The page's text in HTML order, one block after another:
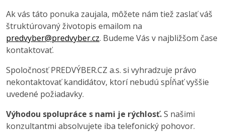
Ak vás táto ponuka zaujala, môžete nám tiež zaslať váš
štruktúrovaný životopis emailom na
predvyber@predvyber.cz. Budeme Vás v najbližšom čase
kontaktovať.
Spoločnosť PREDVÝBER.CZ a.s. si vyhradzuje právo
nekontaktovať kandidátov, ktorí nebudú spĺňať vyššie
uvedené požiadavky.
Výhodou spolupráce s nami je rýchlosť.S našimi
konzultantmi absolvujete iba telefonický pohovor.